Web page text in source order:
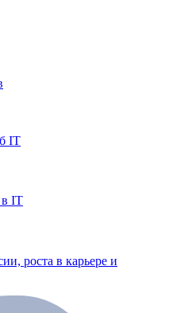
IT
в IT
роста в карьере и